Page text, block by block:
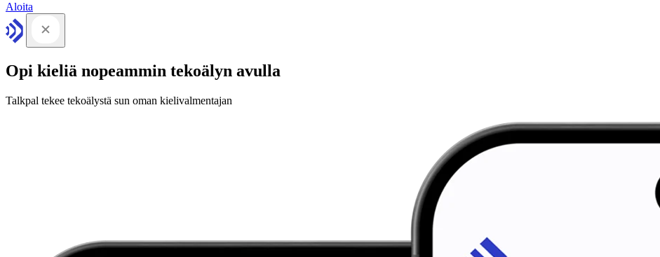
Aloita
Opi kieliä nopeammin tekoälyn avulla
Talkpal tekee tekoälystä sun oman kielivalmentajan